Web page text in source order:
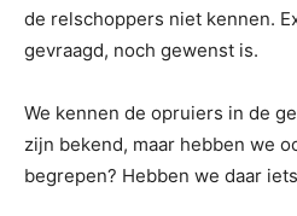
de relschoppers niet kennen.
gevraagd, noch gewenst is.
We kennen de opruiers in de
zijn bekend, maar hebben we
begrepen? Hebben we daar